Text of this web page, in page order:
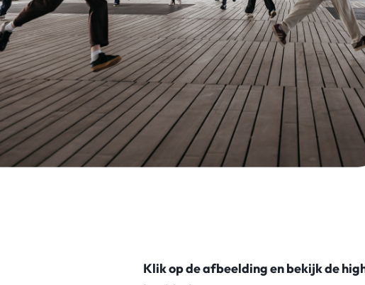
Klik op de afbeelding en bekijk de